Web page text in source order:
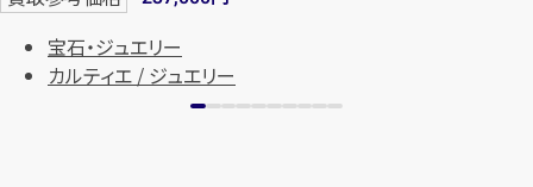
宝石・ジュエリー
カルティエ / ジュエリー